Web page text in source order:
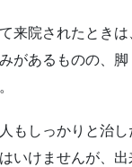
来院されたとき
があるものの、
もしっかりと治
いけませんが、出